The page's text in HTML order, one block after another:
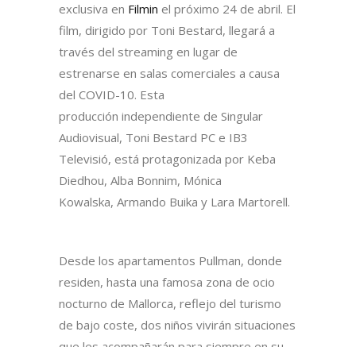
exclusiva en Filmin el próximo 24 de abril. El
film, dirigido por Toni Bestard, llegará a
través del streaming en lugar de
estrenarse en salas comerciales a causa
del COVID-10. Esta
producción independiente de Singular
Audiovisual, Toni Bestard PC e IB3
Televisió, está protagonizada por Keba
Diedhou, Alba Bonnim, Mónica
Kowalska, Armando Buika y Lara Martorell.
Desde los apartamentos Pullman, donde
residen, hasta una famosa zona de ocio
nocturno de Mallorca, reflejo del turismo
de bajo coste, dos niños vivirán situaciones